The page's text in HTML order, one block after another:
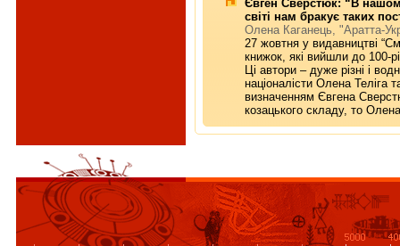
Євген Сверстюк: “В
світі нам бракує таких
Олена Каганець, "Аратта-
27 жовтня у видавництві
книжок, які вийшли до 100-
Ці автори – дуже різні і
націоналісти Олена Теліга
визначенням Євгена
козацького складу, то